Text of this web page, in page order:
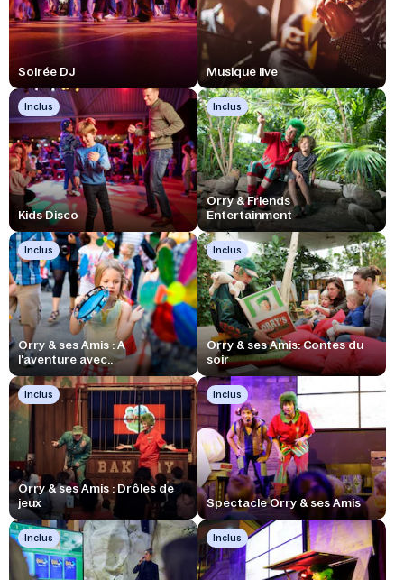
Soirée DJ Musique live
Inclus
Kids Disco
Inclus
Orry & Friends
Entertainment
Inclus
Orry & ses Amis : A
l'aventure avec..
Inclus
Orry & ses Amis: Contes du
soir
Inclus
Orry & ses Amis : Drôles de
jeux
Inclus
Spectacle Orry & ses Amis
Inclus Inclus